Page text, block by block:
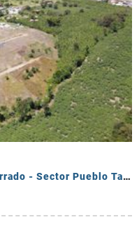
Se Venden Lotes en Conjunto Cerrado - Sector Pueblo Tapado